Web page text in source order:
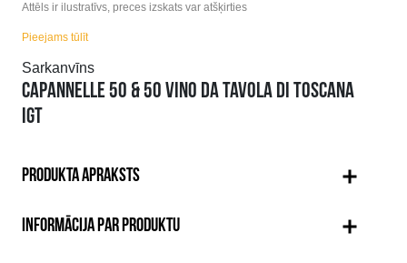
Attēls ir ilustratīvs, preces izskats var atšķirties
Pieejams tūlīt
Sarkanvīns
CAPANNELLE 50 & 50 VINO DA TAVOLA DI TOSCANA
IGT
PRODUKTA APRAKSTS
INFORMĀCIJA PAR PRODUKTU